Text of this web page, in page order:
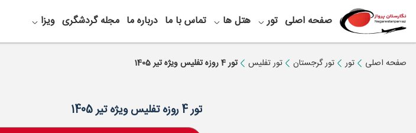
صفحه اصلی تور هتل ها تماس با ما درباره ما مجله گردشگری ویزا
صفحه اصلی تور تور گرجستان تور تفلیس تور 4 روزه تفلیس ویژه تیر 1405
تور 4 روزه تفلیس ویژه تیر 1405